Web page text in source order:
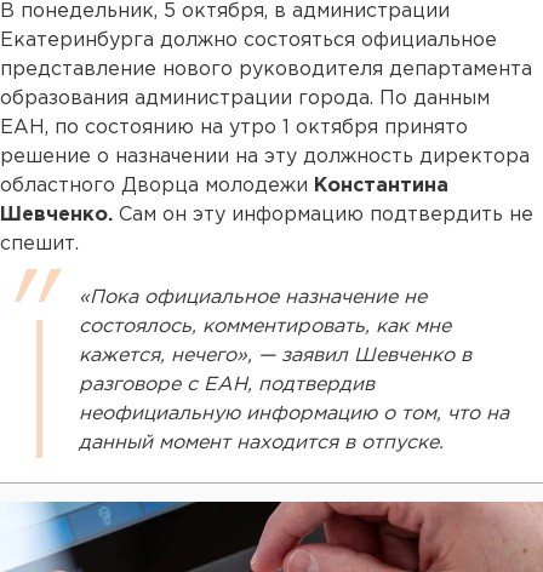
В понедельник, 5 октября, в администрации
Екатеринбурга должно состояться официальное
представление нового руководителя департамента
образования администрации города. По данным
ЕАН, по состоянию на утро 1 октября принято
решение о назначении на эту должность директора
областного Дворца молодежи Константина
Шевченко. Сам он эту информацию подтвердить не
спешит.
«Пока официальное назначение не
состоялось, комментировать, как мне
кажется, нечего», — заявил Шевченко в
разговоре с ЕАН, подтвердив
неофициальную информацию о том, что на
данный момент находится в отпуске.